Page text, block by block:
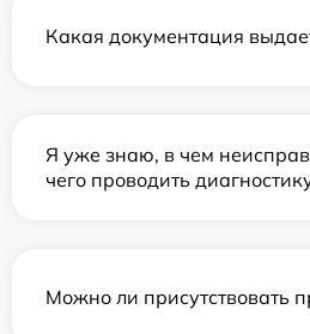
Какая документация
Я уже знаю, в чем
чего проводить
Можно ли присутствовать